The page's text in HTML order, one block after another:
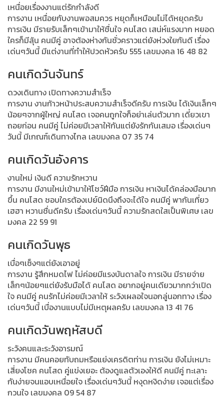
เหนื่อยเรื่องงานแต่รักกำลังดี
การงาน เหนื่อยกับงานพอสมควร หยุดก็เหมือนไม่ได้หยุดครับ
การเงิน มีรายรับเล็กๆเข้ามาให้ชื่นใจ คนโสด เสน่ห์แรงมาก หยอด
ใครก็มีลุ้น คนมีคู่ อาจต้องห่างกันชั่วคราวแต่ยังห่วงใยกันดี เรื่อง
เด่นๆวันนี้ มีแต่งานที่ทำให้ปวดหัวครับ 555 เลขมงคล 16 48 82
คนเกิดวันจันทร์
ดวงเดินทาง เปิดทางความสำเร็จ
การงาน งานก้าวหน้าประสบความสำเร็จดีครับ การเงิน ได้เงินเล็กๆ
น้อยๆจากผู้ใหญ่ คนโสด เจอคนถูกใจก็อย่าเล่นตัวมาก เดี๋ยวเขา
ถอยก่อน คนมีคู่ ไม่ค่อยมีเวลาให้กันแต่ยังรักกันเสมอ เรื่องเด่นๆ
วันนี้ มีเกณฑ์เดินทางไกล เลขมงคล 07 35 74
คนเกิดวันอังคาร
งานใหม่ เงินดี ความรักหวาน
การงาน มีงานใหม่เข้ามาให้โชว์ฝีมือ การเงิน หาเงินได้คล่องมือมาก
ขึ้น คนโสด ชอบใครต้องเปย์นิดนึงถึงจะได้ใจ คนมีคู่ พากันเที่ยว
เฮฮา หวานชื่นดีครับ เรื่องเด่นๆวันนี้ ความรักสดใสเป็นพิเศษ เลข
มงคล 22 59 91
คนเกิดวันพุธ
เบื่อๆเซ็งๆแต่ยังเอาอยู่
การงาน รู้สึกหมดไฟ ไม่ค่อยมีแรงบันดาลใจ การเงิน มีรายจ่าย
เล็กๆน้อยๆแต่ยังรับมือได้ คนโสด อยากอยู่คนเดียวมากกว่าเปิด
ใจ คนมีคู่ คนรักไม่ค่อยมีเวลาให้ ระวังเผลอใจนอกลู่นอกทาง เรื่อง
เด่นๆวันนี้ เบื่องานแบบไม่มีเหตุผลครับ เลขมงคล 13 41 76
คนเกิดวันพฤหัสบดี
ระวังคนและระวังอารมณ์
การงาน มีคนคอยทับถมหรือแย่งเครดิตท่าน การเงิน ยังไม่เหมาะ
เสี่ยงโชค คนโสด คู่แข่งเยอะ ต้องดูแลตัวเองให้ดี คนมีคู่ ทะเลาะ
กันง่ายจนแอบเหนื่อยใจ เรื่องเด่นๆวันนี้ หงุดหงิดง่าย เจอแต่เรื่อง
กวนใจ เลขมงคล 09 54 87